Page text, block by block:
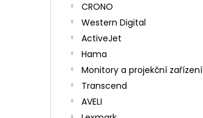
CRONO
Western Digital
ActiveJet
Hama
Monitory a projekční zařízení
Transcend
AVELI